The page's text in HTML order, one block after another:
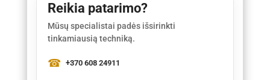
Reikia patarimo?
Mūsų specialistai padės išsirinkti
tinkamiausią techniką.
+370 608 24911